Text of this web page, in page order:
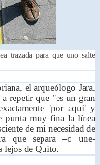
trazada para que uno salte
el arqueólogo Jara,
repetir que "es un gran
'por aquí' y
punta muy fina la línea
de mi necesidad de
que separa –o une-
lejos de Quito.